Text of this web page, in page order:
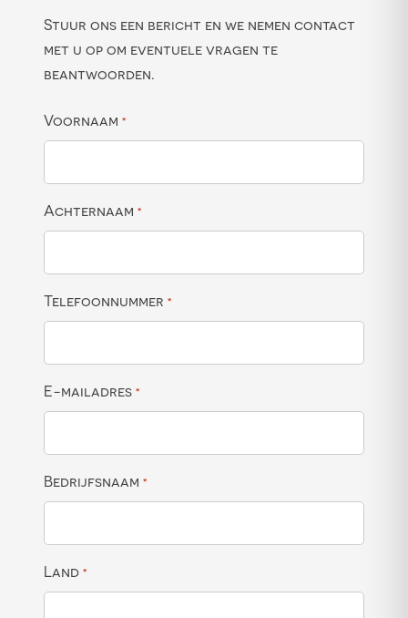
Stuur ons een bericht en we nemen contact
met u op om eventuele vragen te
beantwoorden.
Voornaam *
Achternaam *
Telefoonnummer *
E-mailadres *
Bedrijfsnaam *
Land *